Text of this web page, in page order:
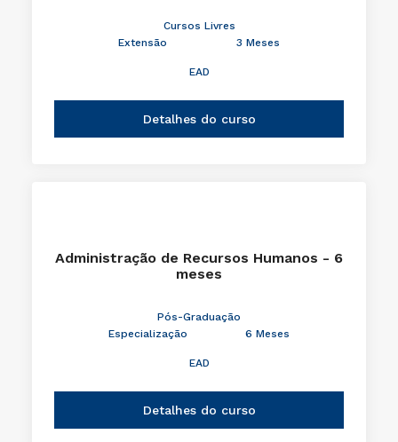
Cursos Livres
Extensão
3 Meses
EAD
Detalhes do curso
Administração de Recursos Humanos - 6
meses
Pós-Graduação
Especialização
6 Meses
EAD
Detalhes do curso